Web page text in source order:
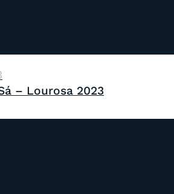
– Lourosa 2023